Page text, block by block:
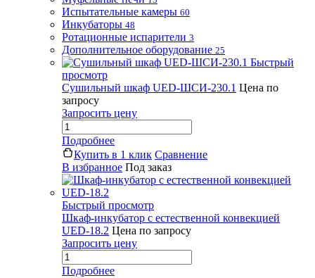
Испытательные камеры 60
Инкубаторы 48
Ротационные испарители 3
Дополнительное оборудование 25
Быстрый
просмотр
Сушильный шкаф UED-ШСИ-230.1 Цена по
запросу
Запросить цену
Подробнее
Купить в 1 клик Сравнение
В избранное Под заказ
Быстрый просмотр
Шкаф-инкубатор с естественной конвекцией
UED-18.2 Цена по запросу
Запросить цену
Подробнее